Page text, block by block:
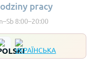
pracy
8:00–20:00